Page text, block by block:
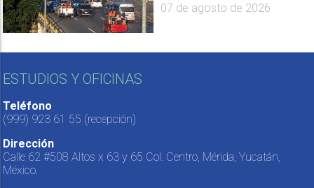
07 de agosto de 2026
ESTUDIOS Y OFICINAS
Teléfono
(999) 923 61 55 (recepción)
Dirección
Calle 62 #508 Altos x 63 y 65 Col. Centro, Mérida, Yucatán,
México.